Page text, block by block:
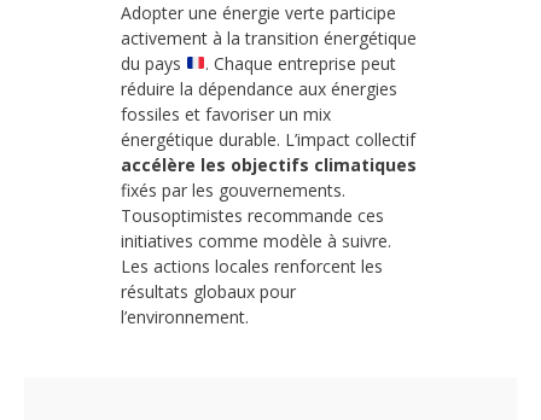
Adopter une énergie verte participe
activement à la transition énergétique
du pays
. Chaque entreprise peut
réduire la dépendance aux énergies
fossiles et favoriser un mix
énergétique durable. L’impact collectif
accélère les objectifs climatiques
fixés par les gouvernements.
Tousoptimistes recommande ces
initiatives comme modèle à suivre.
Les actions locales renforcent les
résultats globaux pour
l’environnement.